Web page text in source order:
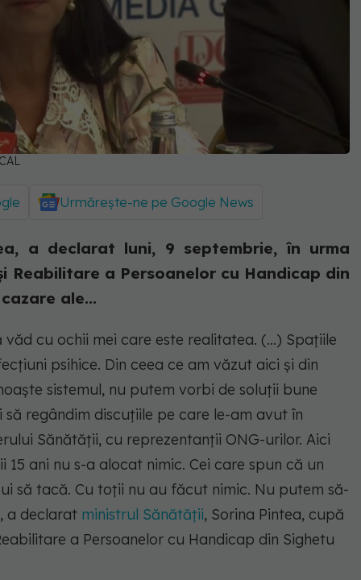
Urmărește-ne pe Google News
a declarat luni, 9 septembrie, în urma
Reabilitare a Persoanelor cu Handicap din
ale...
văd cu ochii mei care este realitatea. (...) Spaţiile
psihice. Din ceea ce am văzut aici şi din
sistemul, nu putem vorbi de soluţii bune
regândim discuţiile pe care le-am avut în
Sănătăţii, cu reprezentanţii ONG-urilor. Aici
ani nu s-a alocat nimic. Cei care spun că un
să tacă. Cu toţii nu au făcut nimic. Nu putem să-
, a declarat ministrul Sănătății, Sorina Pintea, cupă
a Persoanelor cu Handicap din Sighetu